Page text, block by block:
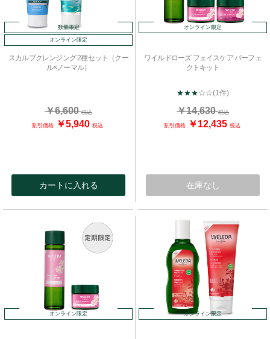
数量限定
オンライン限定
スカルプクレンジング 2種セット（クー
ル×ノーマル）
￥6,600 税込
割引価格 ￥5,940 税込
カートに入れる
オンライン限定
ワイルドローズ フェイスケア パーフェ
クトキット
★★★☆☆(1件)
￥14,630 税込
割引価格 ￥12,435 税込
在庫なし
オンライン限定 オンライン限定